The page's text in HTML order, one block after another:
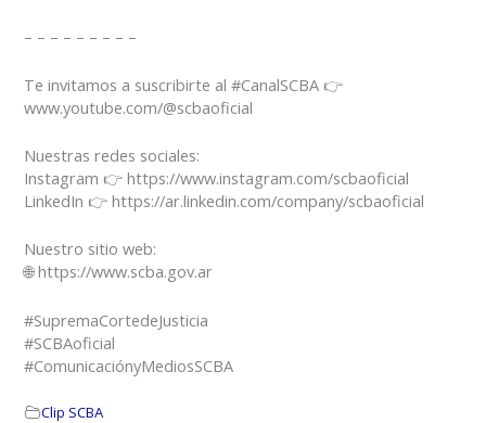
– – – – – – – – –
Te invitamos a suscribirte al #CanalSCBA 👉
www.youtube.com/@scbaoficial
Nuestras redes sociales:
Instagram 👉 https://www.instagram.com/scbaoficial
LinkedIn 👉 https://ar.linkedin.com/company/scbaoficial
Nuestro sitio web:
🌐 https://www.scba.gov.ar
#SupremaCortedeJusticia
#SCBAoficial
#ComunicaciónyMediosSCBA
Clip SCBA